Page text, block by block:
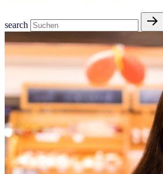
search